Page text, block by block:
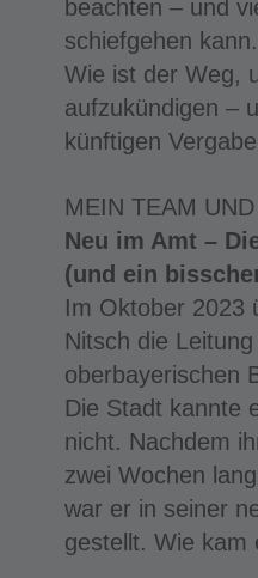
beachten – und
schiefgehen
Wie ist der Weg,
aufzukündigen –
künftigen
MEIN TEAM
Neu im Amt –
(und ein
Im Oktober 2023
Nitsch die
oberbayerischen
Die Stadt kannte
nicht. Nachdem
zwei Wochen
war er in seiner
gestellt. Wie kam